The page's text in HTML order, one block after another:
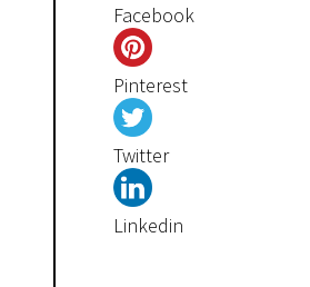
Facebook
Pinterest
Twitter
Linkedin